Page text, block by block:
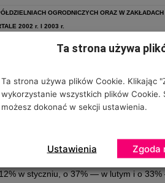
OGRODNICZYCH ORAZ W
2002 r. I 2003 r.
IERiGŻ
do 4,56 zł/kg. Średnia cena w I kwartale
zł/kg). Taka sytuacja wynikała z
ogórków spod osłon mogą się
na te warzywa z importu (od 1 kwietnia).
2,03 zł/kg w styczniu do 2,5 zł/kg w
w styczniu, o 37% — w lutym i o
Ta strona używa
Ta strona używa plików Cookie. Klikając
wykorzystanie wszystkich plików Cookie.
możesz dokonać w sekcji ustawienia.
Ustawienia Zgoda